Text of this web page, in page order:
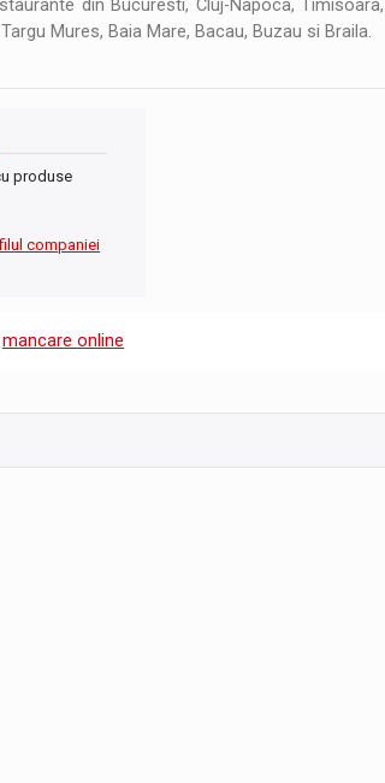
din Bucuresti, Cluj-Napoca,
Mures, Baia Mare, Bacau, Buzau si Braila.
produse
companiei
mancare online